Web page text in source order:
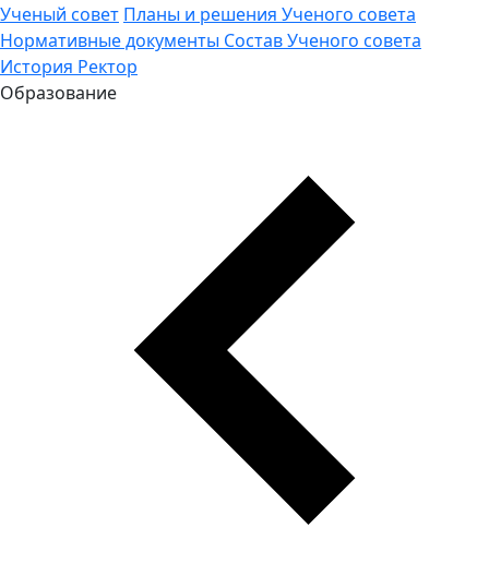
Ученый совет Планы и решения Ученого совета
Нормативные документы Состав Ученого совета
История Ректор
Образование